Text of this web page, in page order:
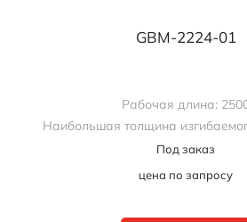
GBM-2224-01
Рабочая длина:
Наибольшая толщина
Под заказ
цена по запросу